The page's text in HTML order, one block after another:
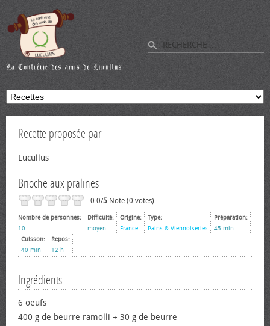
Recette proposée par
Lucullus
Brioche aux pralines
0.0/5 Note (0 votes)
Nombre de personnes:
10
Difficulté:
moyen
Origine:
France
Type:
Pains & Viennoiseries
Préparation:
45 min
Cuisson:
40 min
Repos:
12 h
Ingrédients
6 œufs
400 g de beurre ramolli + 30 g de beurre